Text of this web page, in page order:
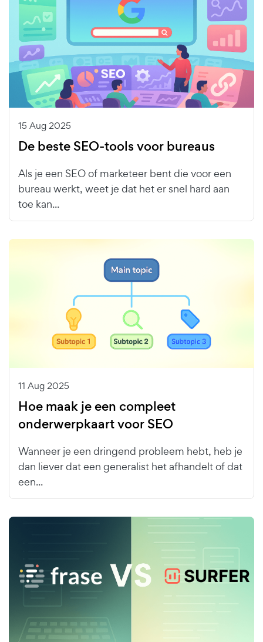
15 Aug 2025
De beste SEO-tools voor bureaus
Als je een SEO of marketeer bent die voor een
bureau werkt, weet je dat het er snel hard aan
toe kan...
11 Aug 2025
Hoe maak je een compleet
onderwerpkaart voor SEO
Wanneer je een dringend probleem hebt, heb je
dan liever dat een generalist het afhandelt of dat
een...